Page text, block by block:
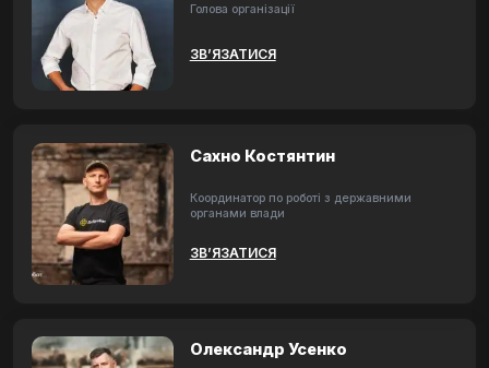
Голова організації
ЗВ’ЯЗАТИСЯ
Сахно Костянтин
Координатор по роботі з державними
органами влади
ЗВ’ЯЗАТИСЯ
Олександр Усенко